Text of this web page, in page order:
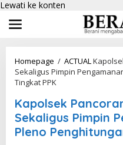
Lewati ke konten
Homepage / ACTUAL
Sekaligus Pimpin
Tingkat PPK
Kapolsek
Sekaligus Pimpin
Pleno